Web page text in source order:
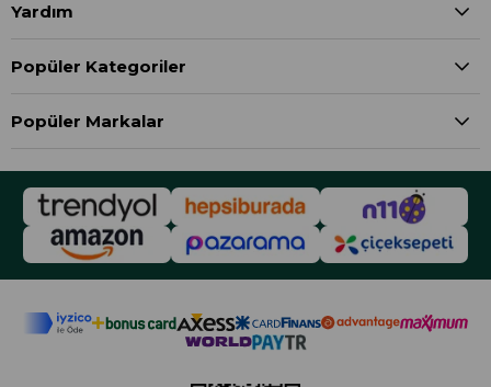
Yardım
Popüler Kategoriler
Popüler Markalar